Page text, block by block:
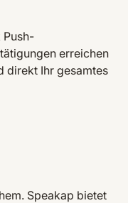
erreichen
direkt Ihr gesamtes
Speakap bietet